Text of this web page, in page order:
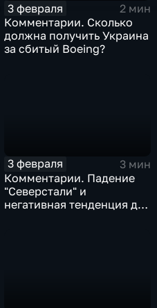
3 февраля
2 мин
Комментарии. Сколько
должна получить Украина
за сбитый Boeing?
3 февраля
3 мин
Комментарии. Падение
"Северстали" и
негативная тенденция для